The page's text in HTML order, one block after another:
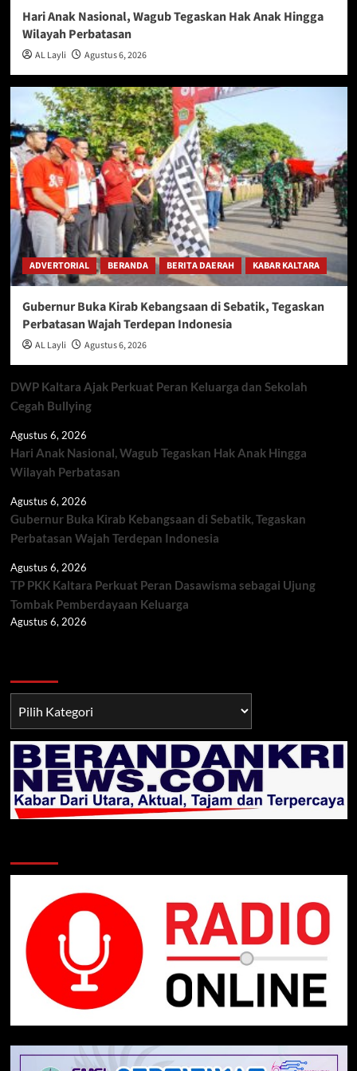
Hari Anak Nasional, Wagub Tegaskan Hak Anak Hingga
Wilayah Perbatasan
AL Layli Agustus 6, 2026
ADVERTORIAL BERANDA BERITA DAERAH KABAR KALTARA
Gubernur Buka Kirab Kebangsaan di Sebatik, Tegaskan
Perbatasan Wajah Terdepan Indonesia
AL Layli Agustus 6, 2026
DWP Kaltara Ajak Perkuat Peran Keluarga dan Sekolah
Cegah Bullying
Agustus 6, 2026
Hari Anak Nasional, Wagub Tegaskan Hak Anak Hingga
Wilayah Perbatasan
Agustus 6, 2026
Gubernur Buka Kirab Kebangsaan di Sebatik, Tegaskan
Perbatasan Wajah Terdepan Indonesia
Agustus 6, 2026
TP PKK Kaltara Perkuat Peran Dasawisma sebagai Ujung
Tombak Pemberdayaan Keluarga
Agustus 6, 2026
TNI/POLRI